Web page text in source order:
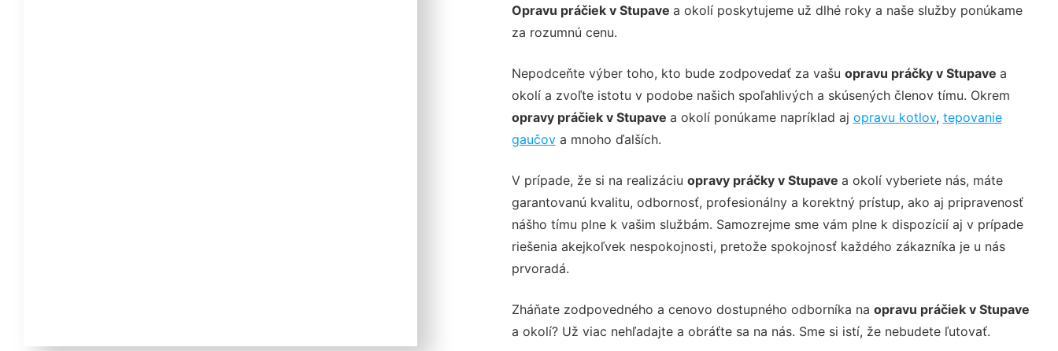
Opravu práčiek v Stupave a okolí poskytujeme už dlhé roky a naše služby ponúkame
za rozumnú cenu.
Nepodceňte výber toho, kto bude zodpovedať za vašu opravu práčky v Stupave a
okolí a zvoľte istotu v podobe našich spoľahlivých a skúsených členov tímu. Okrem
opravy práčiek v Stupave a okolí ponúkame napríklad aj opravu kotlov, tepovanie
gaučov a mnoho ďalších.
V prípade, že si na realizáciu opravy práčky v Stupave a okolí vyberiete nás, máte
garantovanú kvalitu, odbornosť, profesionálny a korektný prístup, ako aj pripravenosť
nášho tímu plne k vašim službám. Samozrejme sme vám plne k dispozícií aj v prípade
riešenia akejkoľvek nespokojnosti, pretože spokojnosť každého zákazníka je u nás
prvoradá.
Zháňate zodpovedného a cenovo dostupného odborníka na opravu práčiek v Stupave
a okolí? Už viac nehľadajte a obráťte sa na nás. Sme si istí, že nebudete ľutovať.